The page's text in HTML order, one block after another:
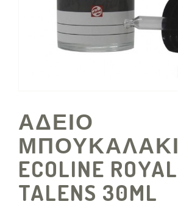
ΑΔΕΙΟ
ΜΠΟΥΚΑΛΑΚΙ
ECOLINE ROYAL
TALENS 30ML